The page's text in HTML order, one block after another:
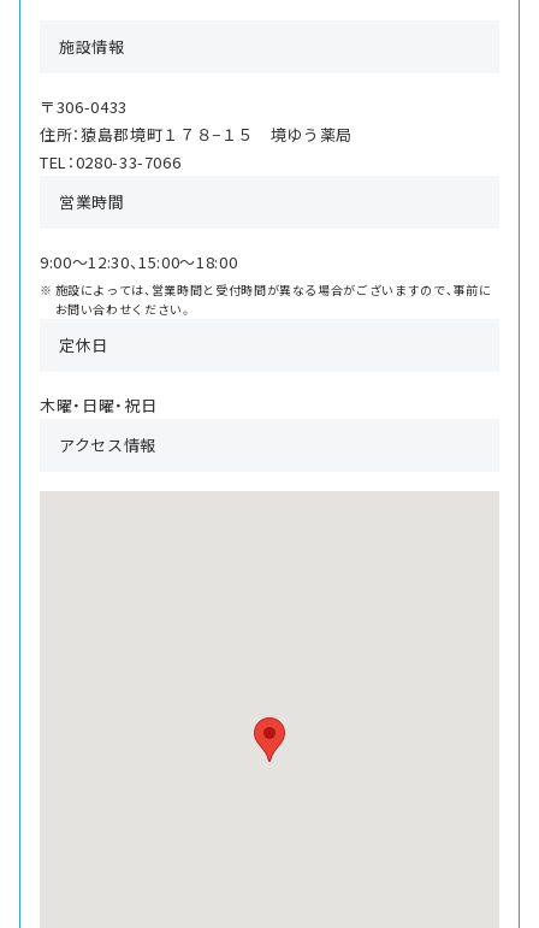
施設情報
〒306-0433
住所：猿島郡境町１７８−１５ 境ゆう薬局
TEL：0280-33-7066
営業時間
9:00〜12:30、15:00〜18:00
施設によっては、営業時間と受付時間が異なる場合がございますので、事前に
お問い合わせください。
定休日
木曜・日曜・祝日
アクセス情報